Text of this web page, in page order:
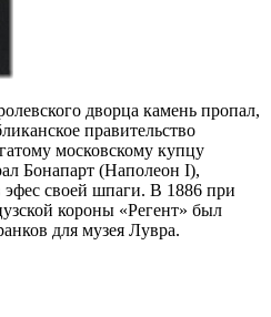
дворца камень пропал,
правительство
московскому купцу
Бонапарт (Наполеон I),
эфес своей шпаги. В 1886 при
короны «Регент» был
для музея Лувра.